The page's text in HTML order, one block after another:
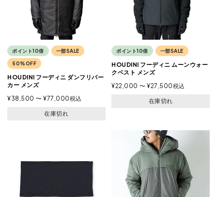
ポイント10倍 一部SALE
50%OFF
HOUDINI フーディニ ダンフリパー
カー メンズ
¥38,500 〜 ¥77,000税込
在庫切れ
ポイント10倍 一部SALE
HOUDINI フーディニ ムーンウォー
クベスト メンズ
¥22,000 〜 ¥27,500税込
在庫切れ